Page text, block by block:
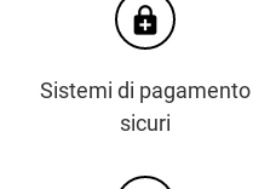
enhanced_encryption
Sistemi di pagamento
sicuri